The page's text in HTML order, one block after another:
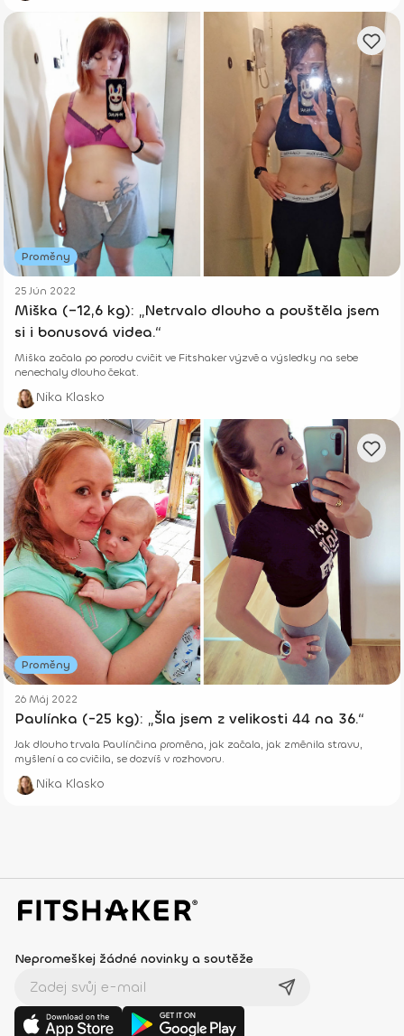
Proměny
25 Jún 2022
Miška (–12,6 kg): „Netrvalo dlouho a pouštěla jsem
si i bonusová videa.“
Miška začala po porodu cvičit ve Fitshaker výzvě a výsledky na sebe
nenechaly dlouho čekat.
Nika Klasko
Proměny
26 Máj 2022
Paulínka (-25 kg): „Šla jsem z velikosti 44 na 36.“
Jak dlouho trvala Paulínčina proměna, jak začala, jak změnila stravu,
myšlení a co cvičila, se dozvíš v rozhovoru.
Nika Klasko
Nepromeškej žádné novinky a soutěže